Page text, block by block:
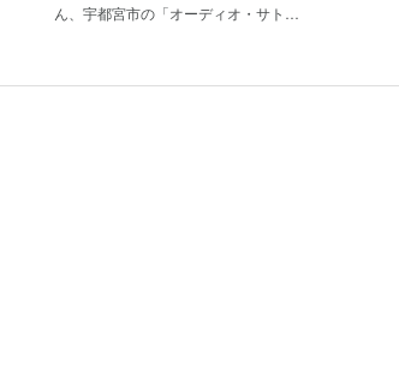
ん、宇都宮市の「オーディオ・サト…